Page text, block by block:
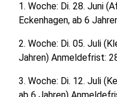
1. Woche: Di. 28. Juni
Eckenhagen, ab 6
2. Woche: Di. 05. Juli
Jahren) Anmeldefrist:
3. Woche: Di. 12. Juli